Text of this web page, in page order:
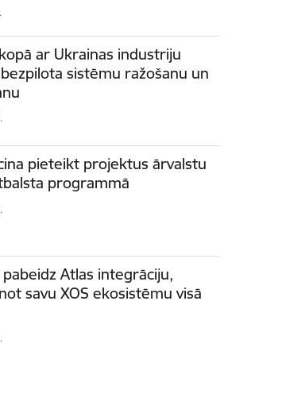
ar Ukrainas industriju
sistēmu ražošanu un
pieteikt projektus ārvalstu
programmā
pabeidz Atlas integrāciju,
savu XOS ekosistēmu visā